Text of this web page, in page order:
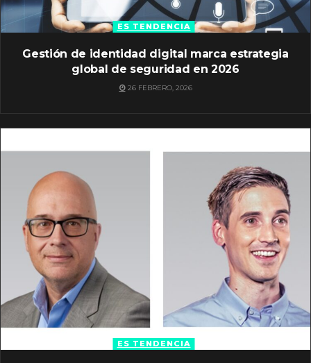
ES TENDENCIA
Gestión de identidad digital marca estrategia
global de seguridad en 2026
26 FEBRERO, 2026
ES TENDENCIA